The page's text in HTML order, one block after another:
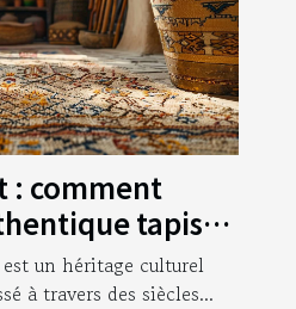
: comment
tapis
un héritage culturel
à travers des siècles...